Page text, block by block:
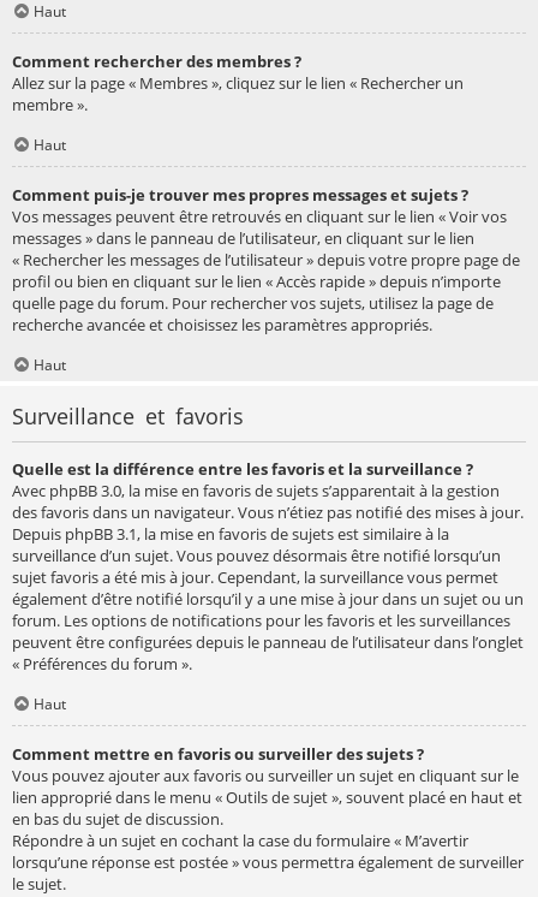
Haut
Comment rechercher des membres ?
Allez sur la page « Membres », cliquez sur le lien « Rechercher un
membre ».
Haut
Comment puis-je trouver mes propres messages et sujets ?
Vos messages peuvent être retrouvés en cliquant sur le lien « Voir vos
messages » dans le panneau de l’utilisateur, en cliquant sur le lien
« Rechercher les messages de l’utilisateur » depuis votre propre page de
profil ou bien en cliquant sur le lien « Accès rapide » depuis n’importe
quelle page du forum. Pour rechercher vos sujets, utilisez la page de
recherche avancée et choisissez les paramètres appropriés.
Haut
Surveillance et favoris
Quelle est la différence entre les favoris et la surveillance ?
Avec phpBB 3.0, la mise en favoris de sujets s’apparentait à la gestion
des favoris dans un navigateur. Vous n’étiez pas notifié des mises à jour.
Depuis phpBB 3.1, la mise en favoris de sujets est similaire à la
surveillance d’un sujet. Vous pouvez désormais être notifié lorsqu’un
sujet favoris a été mis à jour. Cependant, la surveillance vous permet
également d’être notifié lorsqu’il y a une mise à jour dans un sujet ou un
forum. Les options de notifications pour les favoris et les surveillances
peuvent être configurées depuis le panneau de l’utilisateur dans l’onglet
« Préférences du forum ».
Haut
Comment mettre en favoris ou surveiller des sujets ?
Vous pouvez ajouter aux favoris ou surveiller un sujet en cliquant sur le
lien approprié dans le menu « Outils de sujet », souvent placé en haut et
en bas du sujet de discussion.
Répondre à un sujet en cochant la case du formulaire « M’avertir
lorsqu’une réponse est postée » vous permettra également de surveiller
le sujet.